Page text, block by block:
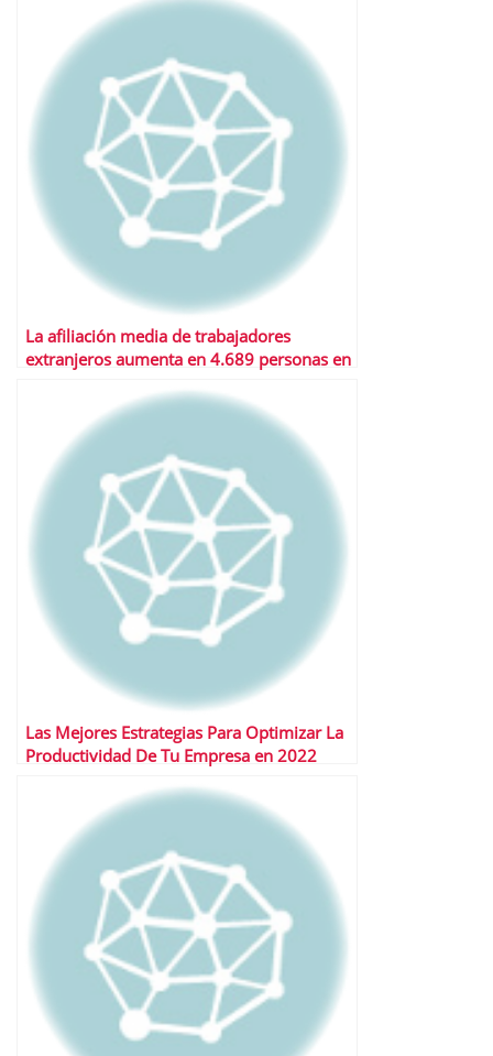
La afiliación media de trabajadores
extranjeros aumenta en 4.689 personas en
Las Mejores Estrategias Para Optimizar La
Productividad De Tu Empresa en 2022